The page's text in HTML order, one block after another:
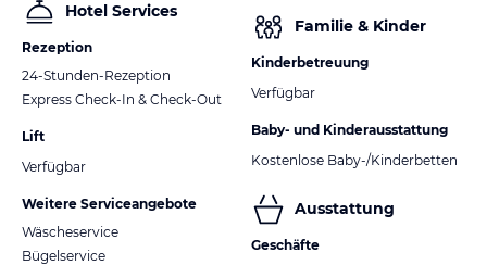
Hotel Services
Rezeption
24-Stunden-Rezeption
Express Check-In & Check-Out
Lift
Verfügbar
Weitere Serviceangebote
Wäscheservice
Bügelservice
Familie & Kinder
Kinderbetreuung
Verfügbar
Baby- und Kinderausstattung
Kostenlose Baby-/Kinderbetten
Ausstattung
Geschäfte